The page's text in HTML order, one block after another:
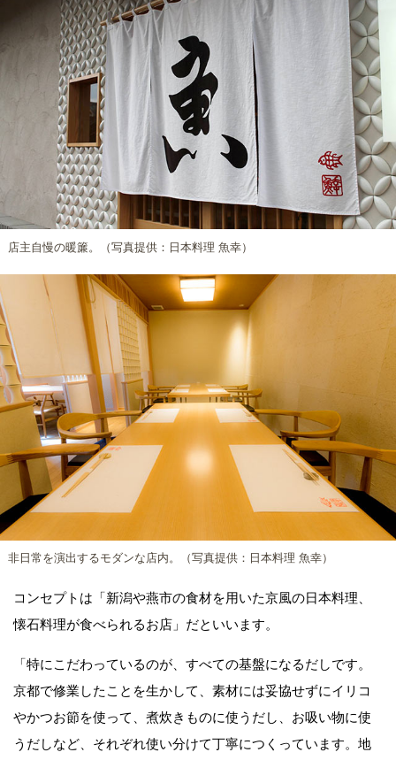
店主自慢の暖簾。（写真提供：日本料理 魚幸）
非日常を演出するモダンな店内。（写真提供：日本料理 魚幸）
コンセプトは「新潟や燕市の食材を用いた京風の日本料理、
懐石料理が食べられるお店」だといいます。
「特にこだわっているのが、すべての基盤になるだしです。
京都で修業したことを生かして、素材には妥協せずにイリコ
やかつお節を使って、煮炊きものに使うだし、お吸い物に使
うだしなど、それぞれ使い分けて丁寧につくっています。地